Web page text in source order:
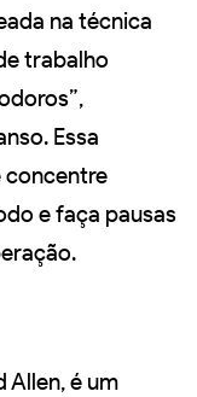
na técnica
trabalho
Essa
concentre
e faça pausas
Allen, é um